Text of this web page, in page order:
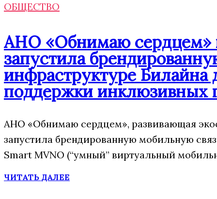
ОБЩЕСТВО
АНО «Обнимаю сердцем»
запустила
инфраструктуре Билайна
поддержки инклюзивных
АНО «Обнимаю сердцем», развивающая
запустила брендированную мобильную
Smart MVNO (“умный” виртуальный
ЧИТАТЬ ДАЛЕЕ